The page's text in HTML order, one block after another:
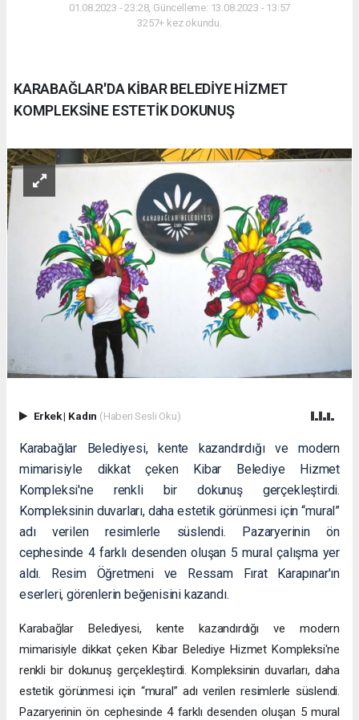
01.08.2023 - 23:28, Güncelleme: 13.08.2023 - 13:57
3257+ kez okundu.
KARABAĞLAR'DA KİBAR BELEDİYE HİZMET
KOMPLEKSİNE ESTETİK DOKUNUŞ
Erkek| Kadın (Haberi Sesli Oku)
Karabağlar Belediyesi, kente kazandırdığı ve modern
mimarisiyle dikkat çeken Kibar Belediye Hizmet
Kompleksi'ne renkli bir dokunuş gerçekleştirdi.
Kompleksinin duvarları, daha estetik görünmesi için “mural”
adı verilen resimlerle süslendi. Pazaryerinin ön
cephesinde 4 farklı desenden oluşan 5 mural çalışma yer
aldı. Resim Öğretmeni ve Ressam Fırat Karapınar'ın
eserleri, görenlerin beğenisini kazandı.
Karabağlar Belediyesi, kente kazandırdığı ve modern
mimarisiyle dikkat çeken Kibar Belediye Hizmet Kompleksi'ne
renkli bir dokunuş gerçekleştirdi. Kompleksinin duvarları, daha
estetik görünmesi için “mural” adı verilen resimlerle süslendi.
Pazaryerinin ön cephesinde 4 farklı desenden oluşan 5 mural